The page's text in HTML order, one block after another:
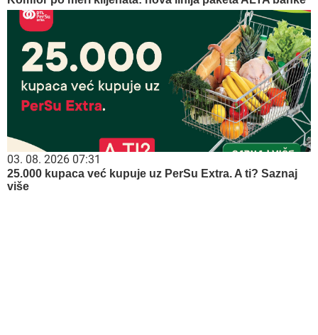
03. 08. 2026 07:31
25.000 kupaca već kupuje uz PerSu Extra. A ti? Saznaj
više